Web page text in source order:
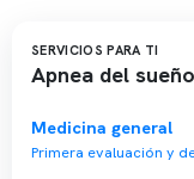
Sucursales
📍 Vitacura: Av.
📍 Providencia: Av.
SERVICIOS PARA TI
Apnea del sueño
Medicina general
Primera evaluación y